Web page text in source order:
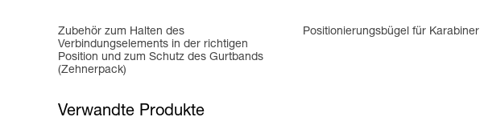
Zubehör zum Halten des
Verbindungselements in der richtigen
Position und zum Schutz des Gurtbands
(Zehnerpack)
Positionierungsbügel für Karabiner
Verwandte Produkte